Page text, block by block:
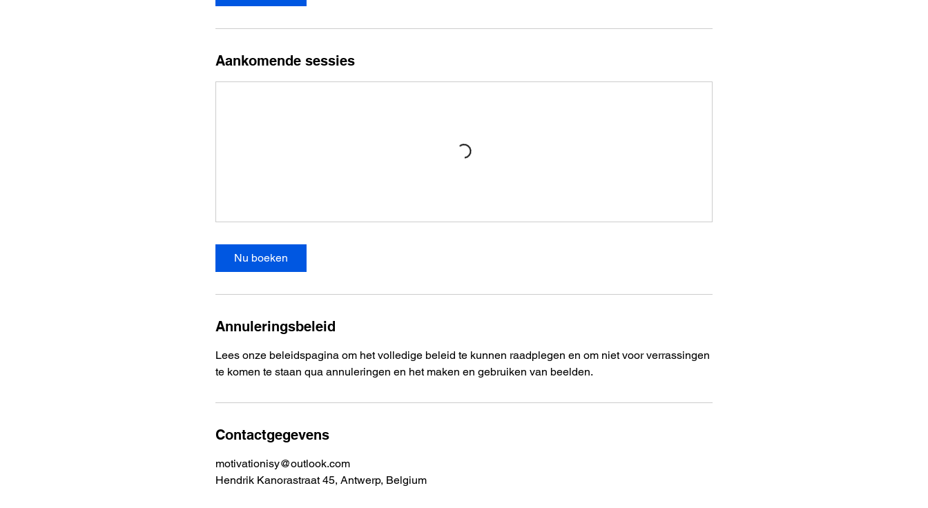
s
p
Aankomende sessies
Nu boeken
Annuleringsbeleid
Lees onze beleidspagina om het volledige beleid te kunnen raadplegen en om niet voor verrassingen
te komen te staan qua annuleringen en het maken en gebruiken van beelden.
Contactgegevens
motivationisy@outlook.com
Hendrik Kanorastraat 45, Antwerp, Belgium